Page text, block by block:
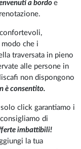
a bordoe
che i
traversata in pieno
alle persone in
non dispongono
è consentito.
click garantiamo i
di
imbattibili!
la tua